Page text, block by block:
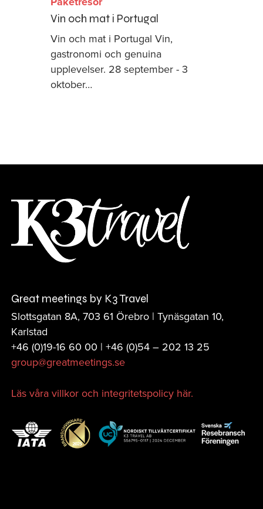
Vin och mat i Portugal
Vin och mat i Portugal Vin,
gastronomi och genuina
upplevelser. 28 september - 3
oktober…
Great meetings by K3 Travel
Slottsgatan 8A, 703 61 Örebro | Tynäsgatan 10,
Karlstad
+46 (0)19-16 60 00 | +46 (0)54 – 202 13 25
group@greatmeetings.se
Läs våra villkor och integritetspolicy här.